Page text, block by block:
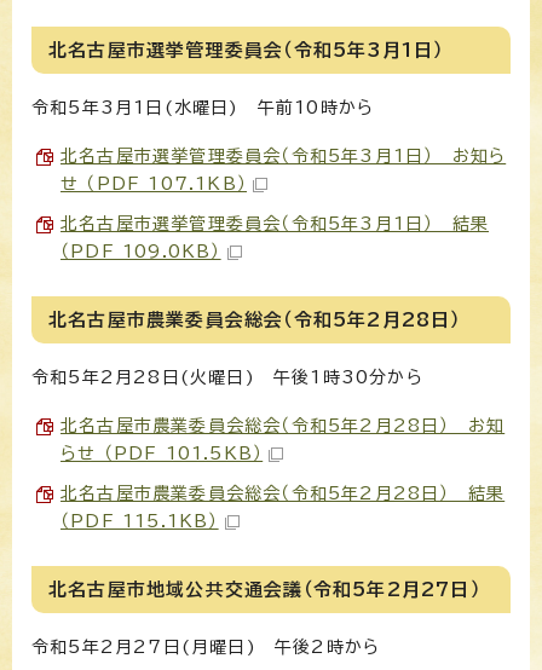
北名古屋市選挙管理委員会（令和5年3月1日）
令和5年3月1日(水曜日) 午前10時から
北名古屋市選挙管理委員会（令和5年3月1日） お知ら
せ （PDF 107.1KB）
北名古屋市選挙管理委員会（令和5年3月1日） 結果
（PDF 109.0KB）
北名古屋市農業委員会総会（令和5年2月28日）
令和5年2月28日(火曜日) 午後1時30分から
北名古屋市農業委員会総会（令和5年2月28日） お知
らせ （PDF 101.5KB）
北名古屋市農業委員会総会（令和5年2月28日） 結果
（PDF 115.1KB）
北名古屋市地域公共交通会議（令和5年2月27日）
令和5年2月27日(月曜日) 午後2時から